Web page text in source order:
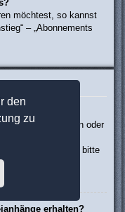
den
zu
möchtest, so kannst
– „Abonnements
zulässig?
zulassen oder
Dateitypen du
wende dich bitte
erhalten?